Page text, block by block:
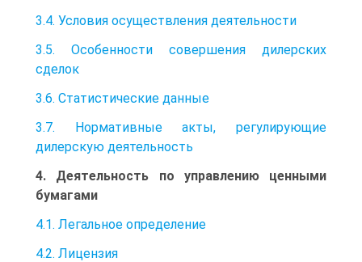
3.4. Условия осуществления деятельности
3.5. Особенности совершения дилерских
сделок
3.6. Статистические данные
3.7. Нормативные акты, регулирующие
дилерскую деятельность
4. Деятельность по управлению ценными
бумагами
4.1. Легальное определение
4.2. Лицензия